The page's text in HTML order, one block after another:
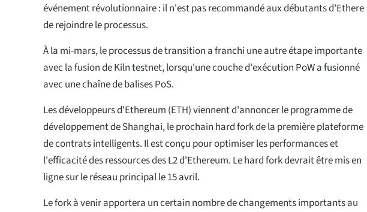
événement révolutionnaire : il n'est pas recommandé aux débutants d'Ethere
de rejoindre le processus.
À la mi-mars, le processus de transition a franchi une autre étape importante
avec la fusion de Kiln testnet, lorsqu'une couche d'exécution PoW a fusionné
avec une chaîne de balises PoS.
Les développeurs d'Ethereum (ETH) viennent d'annoncer le programme de
développement de Shanghai, le prochain hard fork de la première plateforme
de contrats intelligents. Il est conçu pour optimiser les performances et
l'efficacité des ressources des L2 d'Ethereum. Le hard fork devrait être mis en
ligne sur le réseau principal le 15 avril.
Le fork à venir apportera un certain nombre de changements importants au